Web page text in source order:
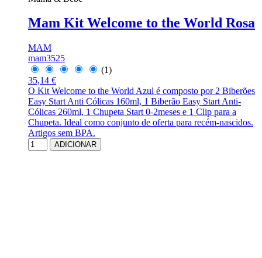
Mam Kit Welcome to the World Rosa
MAM
mam3525
(1)
35,14 €
O Kit Welcome to the World Azul é composto por 2 Biberões
Easy Start Anti Cólicas 160ml, 1 Biberão Easy Start Anti-
Cólicas 260ml, 1 Chupeta Start 0-2meses e 1 Clip para a
Chupeta. Ideal como conjunto de oferta para recém-nascidos.
Artigos sem BPA.
ADICIONAR